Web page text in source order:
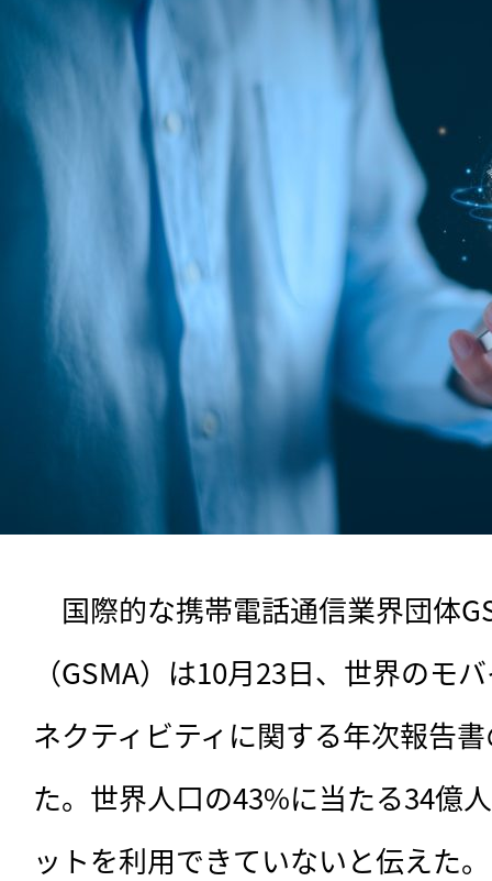
国際的な携帯電話通信業界団体
（GSMA）は10月23日、世界のモ
ネクティビティに関する年次報告
た。世界人口の43%に当たる34億
ットを利用できていないと伝えた。